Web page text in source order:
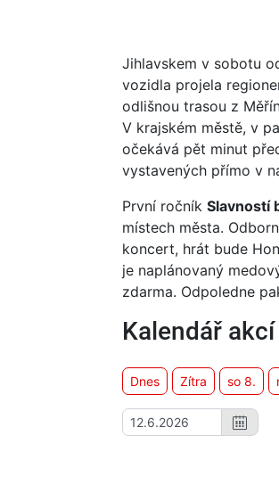
Jihlavskem v sobotu
vozidla projela
odlišnou trasou z
V krajském městě, v
očekává pět minut
vystavených přímo v
První ročník Slavností
místech města.
koncert, hrát bude
je naplánovaný
zdarma. Odpoledne